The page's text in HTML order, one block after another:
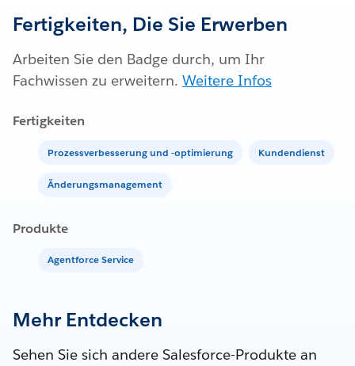
Fertigkeiten, Die Sie Erwerben
Arbeiten Sie den Badge durch, um Ihr
Fachwissen zu erweitern. Weitere Infos
Fertigkeiten
Prozessverbesserung und -optimierung Kundendienst
Änderungsmanagement
Produkte
Agentforce Service
Mehr Entdecken
Sehen Sie sich andere Salesforce-Produkte an